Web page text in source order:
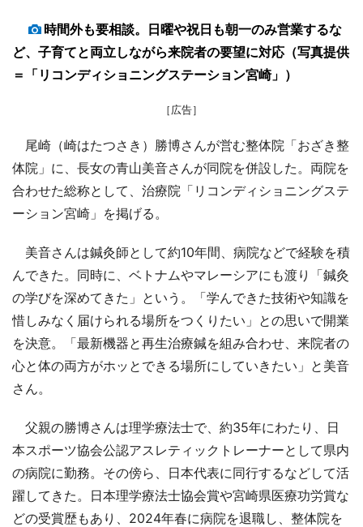
時間外も要相談。日曜や祝日も朝一のみ営業するな
ど、子育てと両立しながら来院者の要望に対応（写真提供
＝「リコンディショニングステーション宮崎」）
［広告］
尾崎（崎はたつさき）勝博さんが営む整体院「おざき整
体院」に、長女の青山美音さんが同院を併設した。両院を
合わせた総称として、治療院「リコンディショニングステ
ーション宮崎」を掲げる。
美音さんは鍼灸師として約10年間、病院などで経験を積
んできた。同時に、ベトナムやマレーシアにも渡り「鍼灸
の学びを深めてきた」という。「学んできた技術や知識を
惜しみなく届けられる場所をつくりたい」との思いで開業
を決意。「最新機器と再生治療鍼を組み合わせ、来院者の
心と体の両方がホッとできる場所にしていきたい」と美音
さん。
父親の勝博さんは理学療法士で、約35年にわたり、日
本スポーツ協会公認アスレティックトレーナーとして県内
の病院に勤務。その傍ら、日本代表に同行するなどして活
躍してきた。日本理学療法士協会賞や宮崎県医療功労賞な
どの受賞歴もあり、2024年春に病院を退職し、整体院を